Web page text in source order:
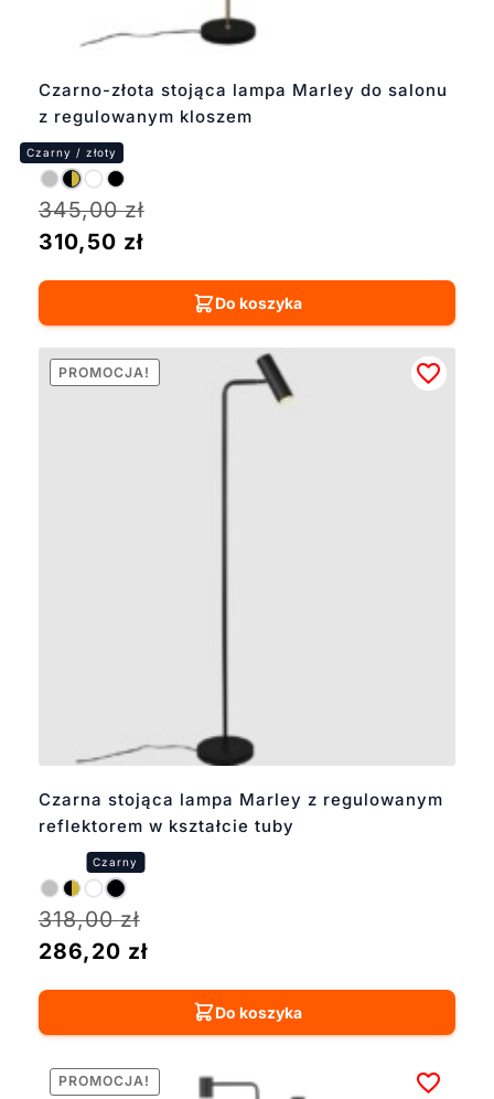
Czarno-złota stojąca lampa Marley do salonu
z regulowanym kloszem
345,00zł
310,50 zł
Do koszyka
Czarna stojąca lampa Marley z regulowanym
reflektorem w kształcie tuby
PROMOCJA!
318,00zł
286,20 zł
Do koszyka
PROMOCJA!